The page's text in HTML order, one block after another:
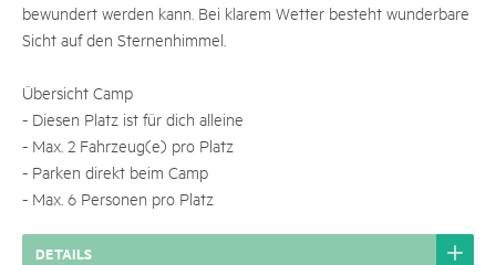
bewundert werden kann. Bei klarem Wetter besteht wunderbare
Sicht auf den Sternenhimmel.
Übersicht Camp
- Diesen Platz ist für dich alleine
- Max. 2 Fahrzeug(e) pro Platz
- Parken direkt beim Camp
- Max. 6 Personen pro Platz
DETAILS